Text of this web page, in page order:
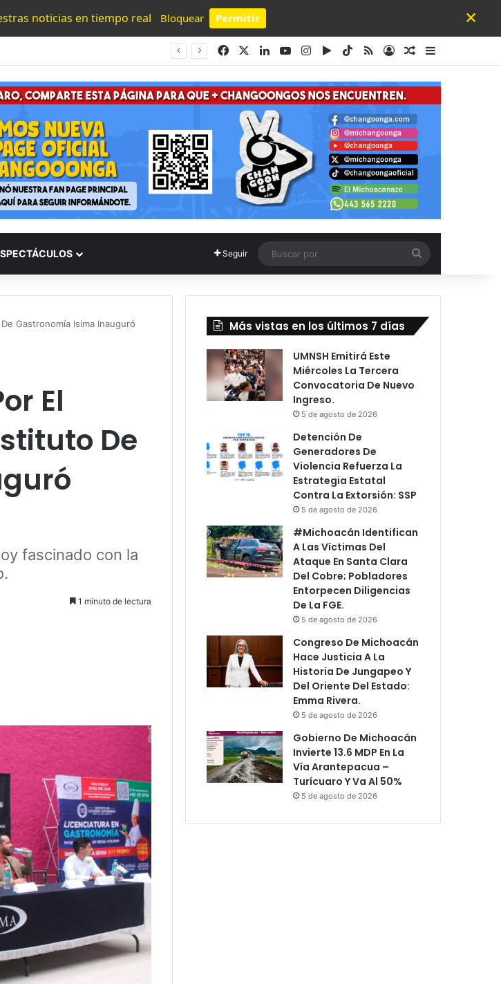
noticias en tiempo real Bloquear Permitir
Powered by SendPulse
×
FacebookLinkedInYouTubeInstagram
Google Play
TikTok
RSSAccesoPublicación al
Barra lateral
Seguir
por
Gastronomía Isima Inauguró
El
De
fascinado con la
1 minuto de lectura
Más vistas en los últimos 7 días
UMNSH Emitirá Este
Miércoles La Tercera
Convocatoria De Nuevo
Ingreso.
5 de agosto de 2026
Detención De
Generadores De
Violencia Refuerza La
Estrategia Estatal
Contra La Extorsión: SSP
5 de agosto de 2026
#Michoacán Identifican
A Las Víctimas Del
Ataque En Santa Clara
Del Cobre; Pobladores
Entorpecen Diligencias
De La FGE.
5 de agosto de 2026
Congreso De Michoacán
Hace Justicia A La
Historia De Jungapeo Y
Del Oriente Del Estado:
Emma Rivera.
5 de agosto de 2026
Gobierno De Michoacán
Invierte 13.6 MDP En La
Vía Arantepacua –
Turícuaro Y Va Al 50%
5 de agosto de 2026